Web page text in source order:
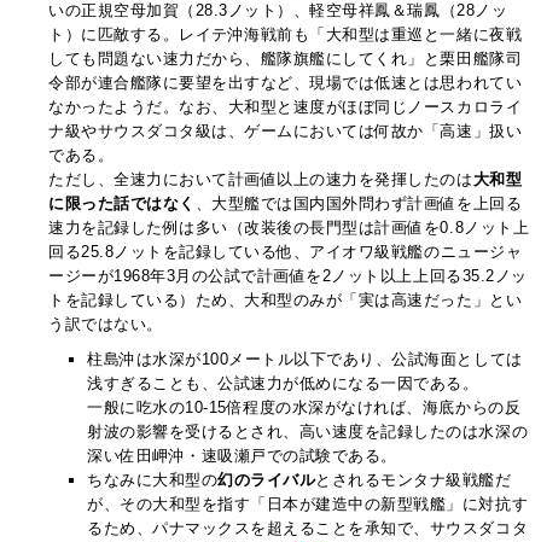
いの正規空母加賀（28.3ノット）、軽空母祥鳳＆瑞鳳（28ノッ
ト）に匹敵する。レイテ沖海戦前も「大和型は重巡と一緒に夜戦
しても問題ない速力だから、艦隊旗艦にしてくれ」と栗田艦隊司
令部が連合艦隊に要望を出すなど、現場では低速とは思われてい
なかったようだ。なお、大和型と速度がほぼ同じノースカロライ
ナ級やサウスダコタ級は、ゲームにおいては何故か「高速」扱い
である。
ただし、全速力において計画値以上の速力を発揮したのは大和型
に限った話ではなく 、大型艦では国内国外問わず計画値を上回る
速力を記録した例は多い（改装後の長門型は計画値を0.8ノット上
回る25.8ノットを記録している他、アイオワ級戦艦のニュージャ
ージーが1968年3月の公試で計画値を2ノット以上上回る35.2ノッ
トを記録している）ため、大和型のみが「実は高速だった」とい
う訳ではない。
柱島沖は水深が100メートル以下であり、公試海面としては
浅すぎることも、公試速力が低めになる一因である。
一般に吃水の10-15倍程度の水深がなければ、海底からの反
射波の影響を受けるとされ、高い速度を記録したのは水深の
深い佐田岬沖・速吸瀬戸での試験である。
ちなみに大和型の幻のライバルとされるモンタナ級戦艦だ
が、その大和型を指す「日本が建造中の新型戦艦」に対抗す
るため、パナマックスを超えることを承知で、サウスダコタ